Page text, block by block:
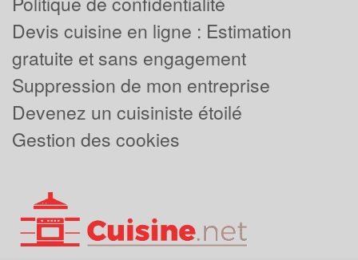
Devis cuisine en ligne : Estimation
gratuite et sans engagement
Suppression de mon entreprise
Devenez un cuisiniste étoilé
Gestion des cookies